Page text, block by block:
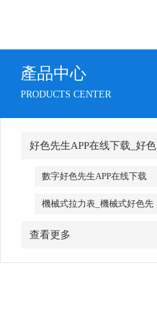
產品中心
PRODUCTS CENTER
好色先生APP在线下载_好色
先生APP在线下载廠家
數字好色先生APP在线下载
機械式拉力表_機械式好色先
查看更多